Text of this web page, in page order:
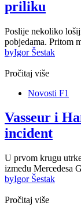
priliku
Poslije nekoliko
pobjedama. Pritom
byIgor Šestak
Pročitaj više
Novosti F1
Vasseur i
incident
U prvom krugu
između Mercedesa
byIgor Šestak
Pročitaj više